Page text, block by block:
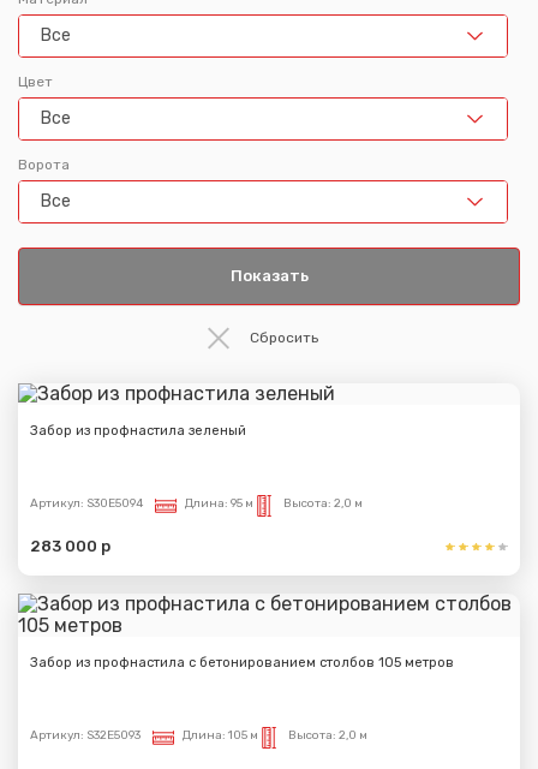
Все
Цвет
Все
Ворота
Все
Забор из профнастила зеленый
Артикул: S30E5094 Длина: 95 м Высота: 2,0 м
283 000 р
Забор из профнастила с бетонированием столбов 105 метров
Артикул: S32E5093 Длина: 105 м Высота: 2,0 м